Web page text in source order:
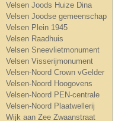
Velsen Joods Huize Dina
Velsen Joodse gemeenschap
Velsen Plein 1945
Velsen Raadhuis
Velsen Sneevlietmonument
Velsen Visserijmonument
Velsen-Noord Crown vGelder
Velsen-Noord Hoogovens
Velsen-Noord PEN-centrale
Velsen-Noord Plaatwellerij
Wijk aan Zee Zwaanstraat